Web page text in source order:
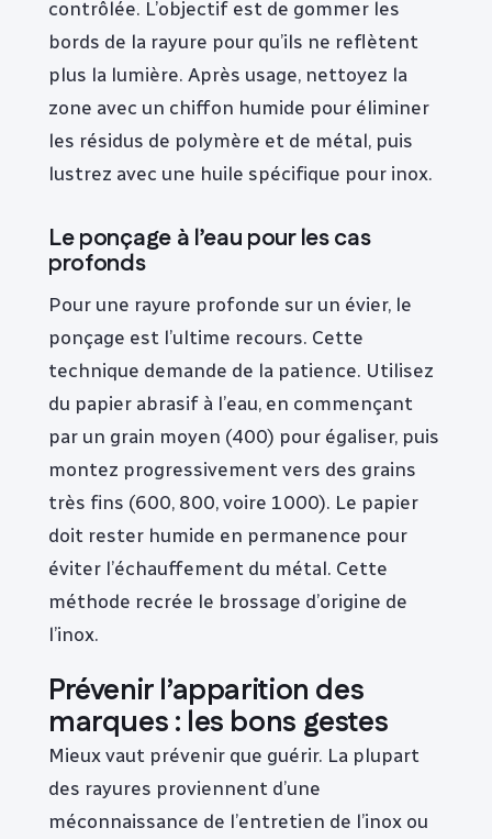
contrôlée. L’objectif est de gommer les
bords de la rayure pour qu’ils ne reflètent
plus la lumière. Après usage, nettoyez la
zone avec un chiffon humide pour éliminer
les résidus de polymère et de métal, puis
lustrez avec une huile spécifique pour inox.
Le ponçage à l’eau pour les cas
profonds
Pour une rayure profonde sur un évier, le
ponçage est l’ultime recours. Cette
technique demande de la patience. Utilisez
du papier abrasif à l’eau, en commençant
par un grain moyen (400) pour égaliser, puis
montez progressivement vers des grains
très fins (600, 800, voire 1000). Le papier
doit rester humide en permanence pour
éviter l’échauffement du métal. Cette
méthode recrée le brossage d’origine de
l’inox.
Prévenir l’apparition des
marques : les bons gestes
Mieux vaut prévenir que guérir. La plupart
des rayures proviennent d’une
méconnaissance de l’entretien de l’inox ou